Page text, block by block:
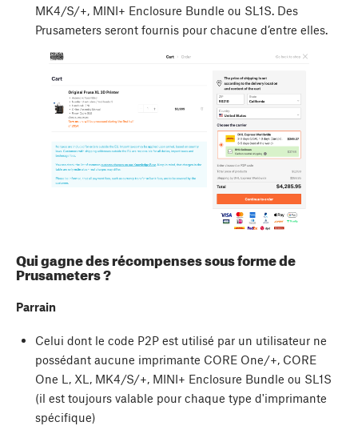
MK4/S/+, MINI+ Enclosure Bundle ou SL1S. Des
Prusameters seront fournis pour chacune d’entre elles.
Qui gagne des récompenses sous forme de
Prusameters ?
Parrain
Celui dont le code P2P est utilisé par un utilisateur ne
possédant aucune imprimante CORE One/+, CORE
One L, XL, MK4/S/+, MINI+ Enclosure Bundle ou SL1S
(il est toujours valable pour chaque type d'imprimante
spécifique)